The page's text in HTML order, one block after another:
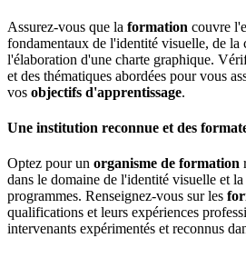
Assurez-vous que la formation couvre
fondamentaux de l'identité visuelle, de la
l'élaboration d'une charte graphique.
et des thématiques abordées pour vous
vos objectifs d'apprentissage.
Une institution reconnue et des
Optez pour un organisme de formation
dans le domaine de l'identité visuelle et la
programmes. Renseignez-vous sur les
qualifications et leurs expériences
intervenants expérimentés et reconnus